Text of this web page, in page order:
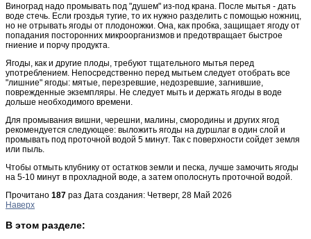
Виноград надо промывать под "душем" из-под крана. После мытья - дать
воде стечь. Если гроздья тугие, то их нужно разделить с помощью ножниц,
но не отрывать ягоды от плодоножки. Она, как пробка, защищает ягоду от
попадания посторонних микроорганизмов и предотвращает быстрое
гниение и порчу продукта.
Ягоды, как и другие плоды, требуют тщательного мытья перед
употреблением. Непосредственно перед мытьем следует отобрать все
"лишние" ягоды: мятые, перезревшие, недозревшие, загнившие,
поврежденные экземпляры. Не следует мыть и держать ягоды в воде
дольше необходимого времени.
Для промывания вишни, черешни, малины, смородины и других ягод
рекомендуется следующее: выложить ягоды на дуршлаг в один слой и
промывать под проточной водой 5 минут. Так с поверхности сойдет земля
или пыль.
Чтобы отмыть клубнику от остатков земли и песка, лучше замочить ягоды
на 5-10 минут в прохладной воде, а затем ополоснуть проточной водой.
Прочитано 187 раз Дата создания: Четверг, 28 Май 2026
Наверх
В этом разделе: